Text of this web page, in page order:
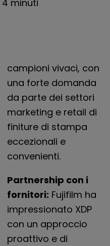
4 minuti
campioni vivaci, con
una forte domanda
da parte dei settori
marketing e retail di
finiture di stampa
eccezionali e
convenienti.
Partnership con i
fornitori: Fujifilm ha
impressionato XDP
con un approccio
proattivo e di